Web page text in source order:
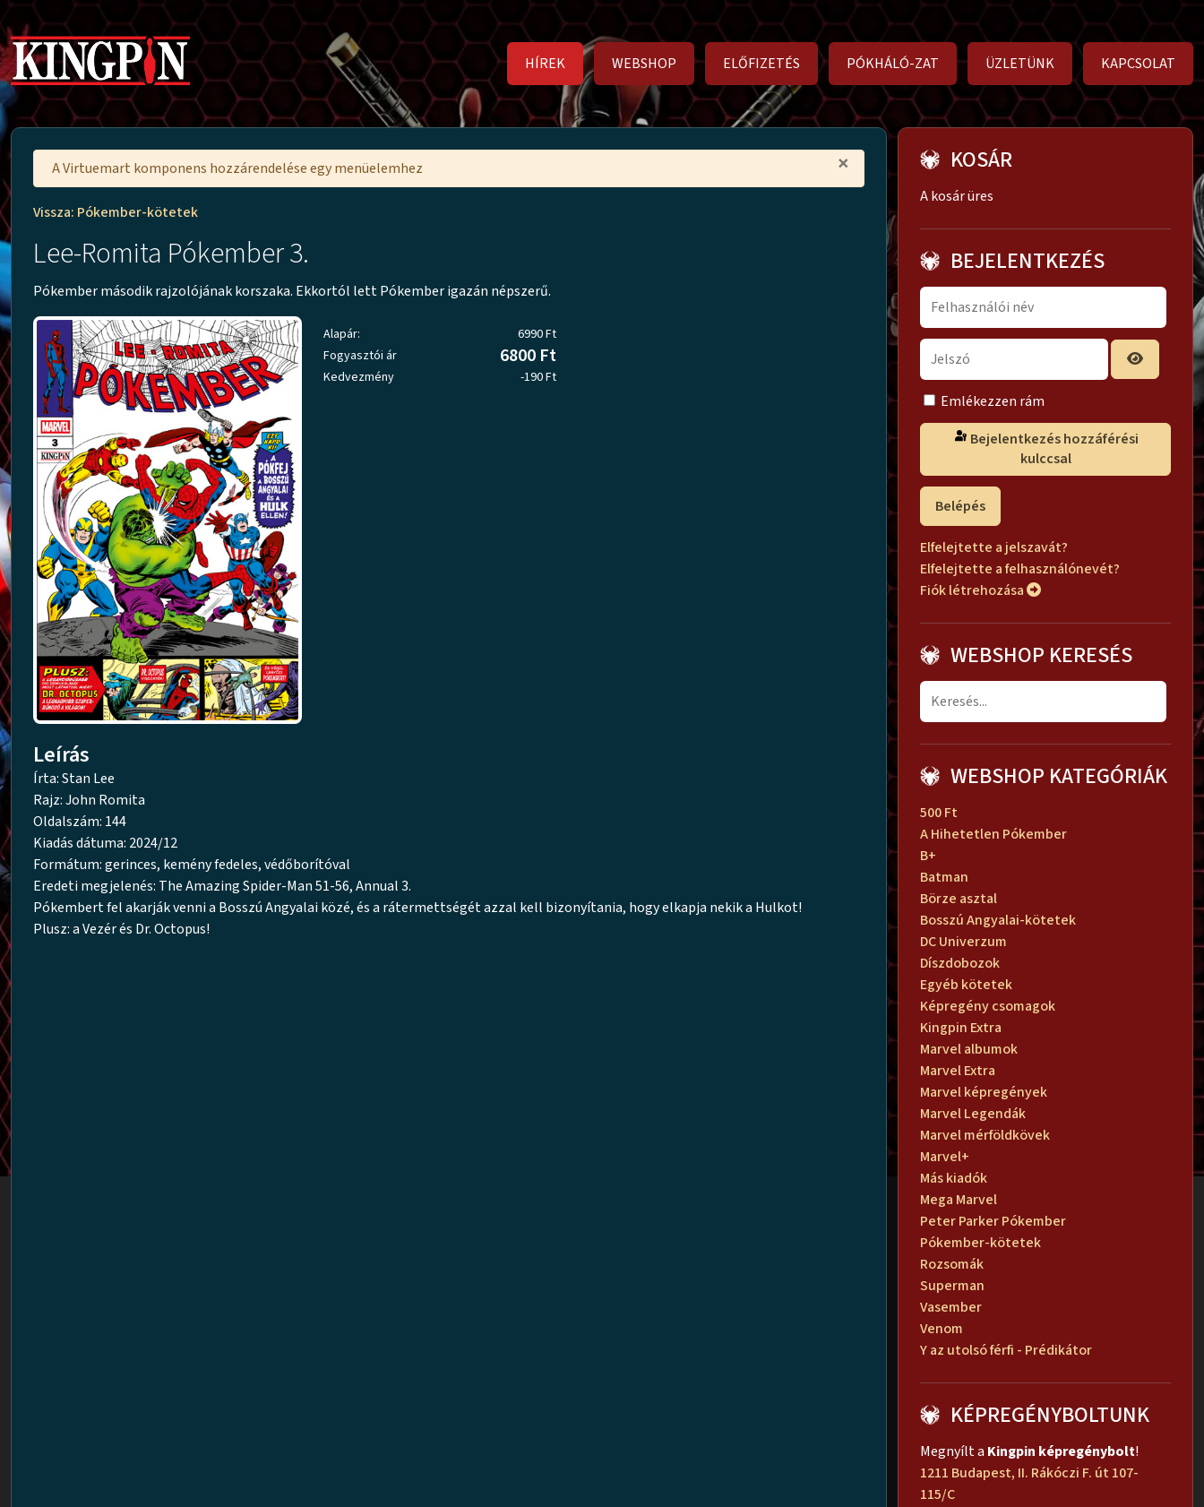
HÍREK WEBSHOP ELŐFIZETÉS PÓKHÁLÓ-ZAT ÜZLETÜNK KAPCSOLAT
×
A Virtuemart komponens hozzárendelése egy menüelemhez
Vissza: Pókember-kötetek
Lee-Romita Pókember 3.
Pókember második rajzolójának korszaka. Ekkortól lett Pókember igazán népszerű.
Alapár:
6990 Ft
Fogyasztói ár
6800 Ft
Kedvezmény -190 Ft
Leírás
Írta: Stan Lee
Rajz: John Romita
Oldalszám: 144
Kiadás dátuma: 2024/12
Formátum: gerinces, kemény fedeles, védőborítóval
Eredeti megjelenés: The Amazing Spider-Man 51-56, Annual 3.
Pókembert fel akarják venni a Bosszú Angyalai közé, és a rátermettségét azzal kell bizonyítania, hogy elkapja nekik a Hulkot!
Plusz: a Vezér és Dr. Octopus!
KOSÁR
A kosár üres
BEJELENTKEZÉS
Emlékezzen rám
kulccsal
Belépés
Elfelejtette a jelszavát?
Elfelejtette a felhasználónevét?
Fiók létrehozása
WEBSHOP KERESÉS
WEBSHOP KATEGÓRIÁK
500 Ft
A Hihetetlen Pókember
B+
Batman
Börze asztal
Bosszú Angyalai-kötetek
DC Univerzum
Díszdobozok
Egyéb kötetek
Képregény csomagok
Kingpin Extra
Marvel albumok
Marvel Extra
Marvel képregények
Marvel Legendák
Marvel mérföldkövek
Marvel+
Más kiadók
Mega Marvel
Peter Parker Pókember
Pókember-kötetek
Rozsomák
Superman
Vasember
Venom
Y az utolsó férfi - Prédikátor
KÉPREGÉNYBOLTUNK
Megnyílt a Kingpin képregénybolt!
1211 Budapest, II. Rákóczi F. út 107-
115/C